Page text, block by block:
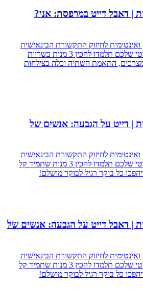
| דאבל דייט במרפסת: אני?
ואינטימית לחיזוק התקשורת הבינאישית
והזוגית. ביחד עם השף הפרטי שלכם תלמדו להכין 3 מנות בשריות
התאמת השתיה וכלה בצילחות
| דייט על הגבעה: אנשים של
ואינטימית לחיזוק התקשורת הבינאישית
והזוגית. ביחד עם השף הפרטי שלכם תלמדו להכין 3 מנות שתמיד קל
כל בוקר רגיל לבוקר מושלם!
| דאבל דייט על הגבעה: אנשים של
ואינטימית לחיזוק התקשורת הבינאישית
והזוגית. ביחד עם השף הפרטי שלכם תלמדו להכין 3 מנות שתמיד קל
כל בוקר רגיל לבוקר מושלם!